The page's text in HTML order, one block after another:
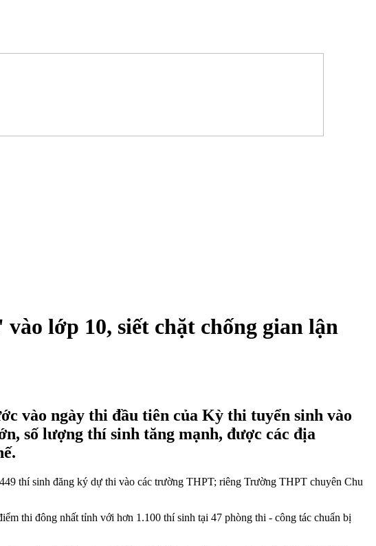
lớp 10, siết chặt chống gian lận
vào ngày thi đầu tiên của Kỳ thi tuyển sinh vào
số lượng thí sinh tăng mạnh, được các địa
thí sinh đăng ký dự thi vào các trường THPT; riêng Trường THPT chuyên Chu
thi đông nhất tỉnh với hơn 1.100 thí sinh tại 47 phòng thi - công tác chuẩn bị